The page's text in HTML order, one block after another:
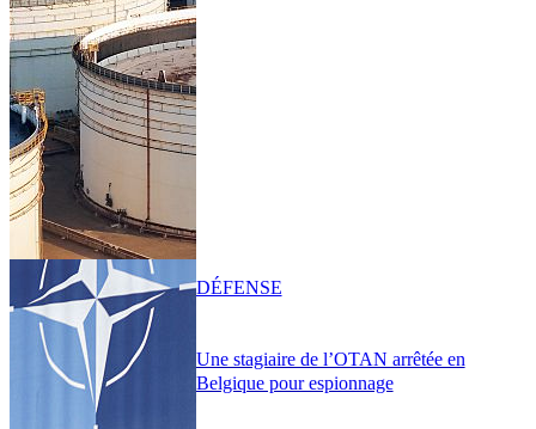
Une stagiaire de l’OTAN arrêtée en
Belgique pour espionnage
DÉFENSE